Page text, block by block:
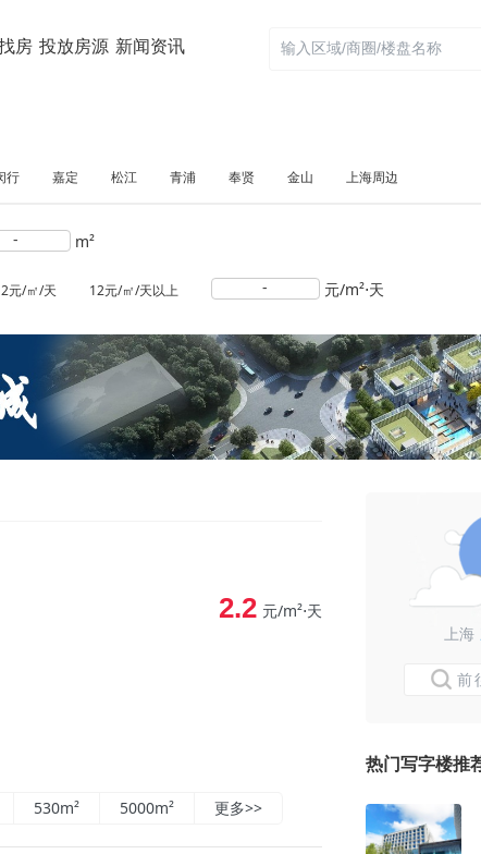
房 投放房源 新闻资讯
行 嘉定 松江 青浦 奉贤 金山 上海周边
- m²
元/㎡/天 12元/㎡/天以上 - 元/m²⋅天
2.2 元/m²⋅天
530m² 5000m² 更多>>
上海
前
热门写字楼推